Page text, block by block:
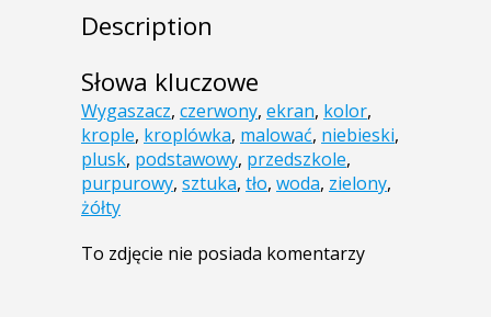
Description
Słowa kluczowe
Wygaszacz, czerwony, ekran, kolor,
krople, kroplówka, malować, niebieski,
plusk, podstawowy, przedszkole,
purpurowy, sztuka, tło, woda, zielony,
żółty
To zdjęcie nie posiada komentarzy